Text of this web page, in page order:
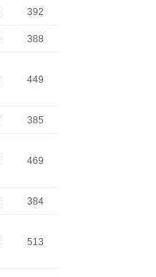
392
388
449
385
469
384
513